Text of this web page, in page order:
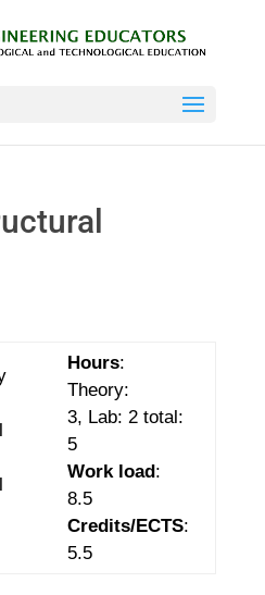
Hours:
Theory:
3, Lab: 2total:
5
Work load:
8.5
Credits/ECTS:
5.5